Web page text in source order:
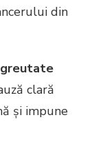
din
clară
și impune